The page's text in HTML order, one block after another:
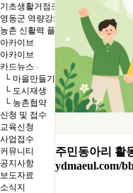
주민동아리 활
ydmaeul.com/
기초생활거점조성사업
영동군 역량강화사업
농촌 신활력 플러스사업
아카이브
아카이브
카드뉴스
└ 마을만들기
└ 도시재생
└ 농촌협약
신청 및 접수
교육신청
사업접수
커뮤니티
공지사항
보도자료
소식지